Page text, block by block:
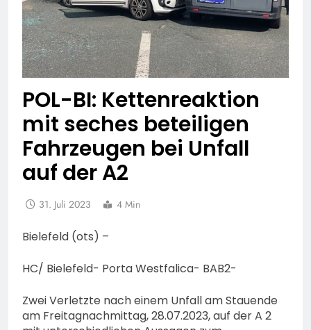
POL-BI: Kettenreaktion
mit seches beteiligen
Fahrzeugen bei Unfall
auf der A2
31. Juli 2023 4 Min
Bielefeld (ots) –
HC/ Bielefeld- Porta Westfalica- BAB2-
Zwei Verletzte nach einem Unfall am Stauende
am Freitagnachmittag, 28.07.2023, auf der A 2